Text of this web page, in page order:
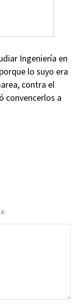
Ingeniería en
lo suyo era
contra el
convencerlos a